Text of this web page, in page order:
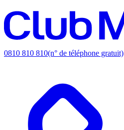
0810 810 810(n° de téléphone gratuit)